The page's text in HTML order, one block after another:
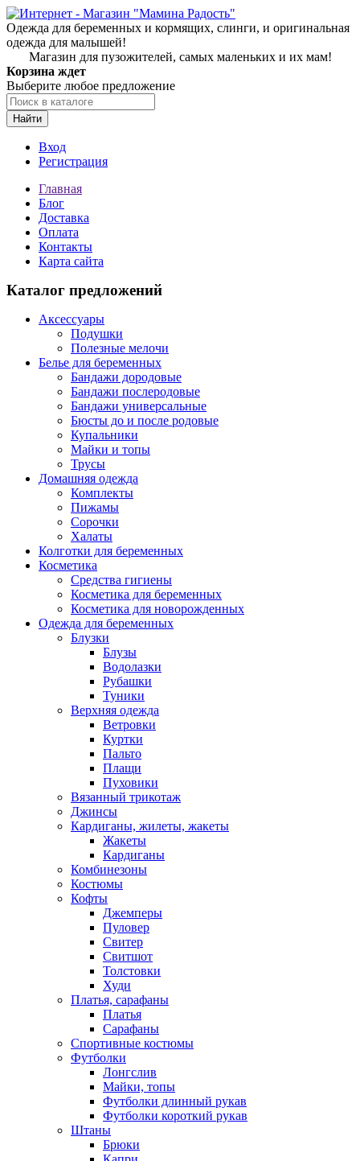
Одежда для беременных и кормящих, слинги, и оригинальная
одежда для малышей!
Магазин для пузожителей, самых маленьких и их мам!
Корзина ждет
Выберите любое предложение
Найти
Вход
Регистрация
Главная
Блог
Доставка
Оплата
Контакты
Карта сайта
Каталог предложений
Аксессуары
Подушки
Полезные мелочи
Белье для беременных
Бандажи дородовые
Бандажи послеродовые
Бандажи универсальные
Бюсты до и после родовые
Купальники
Майки и топы
Трусы
Домашняя одежда
Комплекты
Пижамы
Сорочки
Халаты
Колготки для беременных
Косметика
Cредства гигиены
Косметика для беременных
Косметика для новорожденных
Одежда для беременных
Блузки
Блузы
Водолазки
Рубашки
Туники
Верхняя одежда
Ветровки
Куртки
Пальто
Плащи
Пуховики
Вязанный трикотаж
Джинсы
Кардиганы, жилеты, жакеты
Жакеты
Кардиганы
Комбинезоны
Костюмы
Кофты
Джемперы
Пуловер
Свитер
Свитшот
Толстовки
Худи
Платья, сарафаны
Платья
Сарафаны
Спортивные костюмы
Футболки
Лонгслив
Майки, топы
Футболки длинный рукав
Футболки короткий рукав
Штаны
Брюки